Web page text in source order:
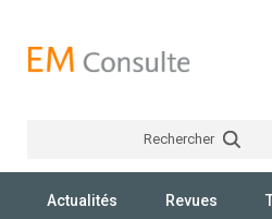
Rechercher
Actualités Revues